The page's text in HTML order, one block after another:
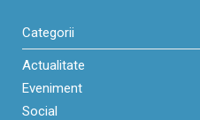
Categorii
Actualitate
Eveniment
Social